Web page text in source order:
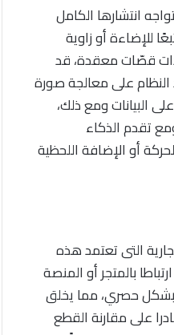
انتشارها الكامل
للإضاءة أو زاوية
قصّات معقدة، قد
على معالجة صورة
البيانات ومع ذلك،
تقدم الذكاء
أو الإضافة اللحظية
التى تعتمد هذه
بالمتجر أو المنصة
بشكل حصري، مما يخلق
على مقارنة القطع